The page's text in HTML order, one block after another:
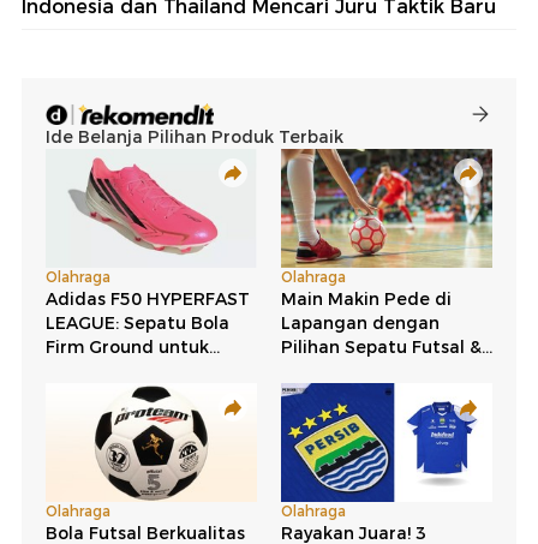
Indonesia dan Thailand Mencari Juru Taktik Baru